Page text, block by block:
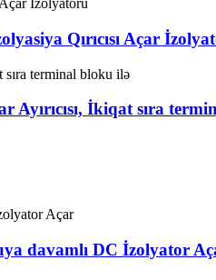
Qırıcısı Açar
Ayırıcısı, İkiqat sıra
davamlı DC İzolyator